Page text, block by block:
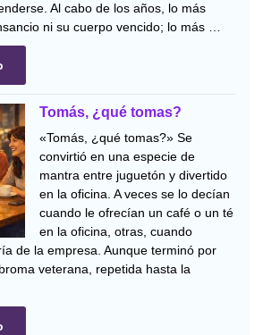
Al cabo de los años, lo más
ni su cuerpo vencido; lo más …
Tomás, ¿qué tomas?
«Tomás, ¿qué tomas?» Se
convirtió en una especie de
mantra entre juguetón y divertido
en la oficina. A veces se lo decían
cuando le ofrecían un café o un té
en la oficina, otras, cuando
de la empresa. Aunque terminó por
veterana, repetida hasta la